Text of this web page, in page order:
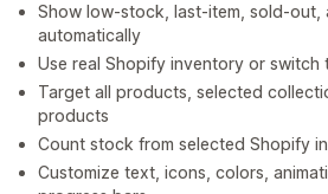
Show low-stock, last-item, sold-out,
automatically
Use real Shopify inventory or switch
Target all products, selected
products
Count stock from selected Shopify
Customize text, icons, colors,